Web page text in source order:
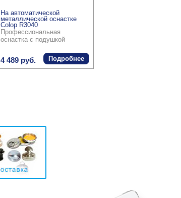
На автоматической
металлической оснастке
Colop R3040
Профессиональная
оснастка с подушкой
4 489 руб. Подробнее